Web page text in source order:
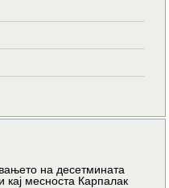
на десетмината
месноста Карпалак